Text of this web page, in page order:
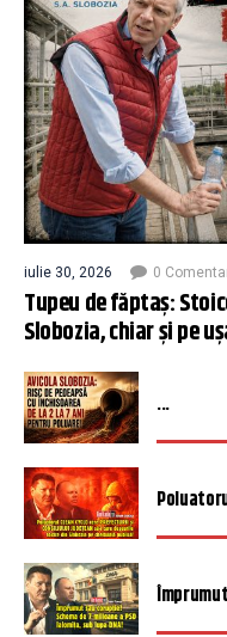
iulie 30, 2026 0
Tupeu de făptaș:
Slobozia, chiar și pe
...